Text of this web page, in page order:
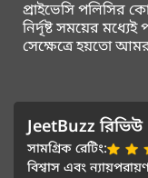
প্রাইভেসি পলিসির
নির্দৃষ্ট সময়ের
সেক্ষেত্রে হয়তো
JeetBuzz রিভিউ
সামগ্রিক রেটিং:
বিশ্বাস এবং